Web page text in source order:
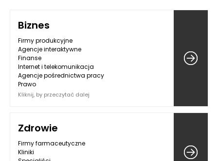
Biznes
Firmy produkcyjne
Agencje interaktywne
Finanse
Internet i telekomunikacja
Agencje pośrednictwa pracy
Prawo
Kliknij, by przeczytać dalej
Zdrowie
Firmy farmaceutyczne
Kliniki